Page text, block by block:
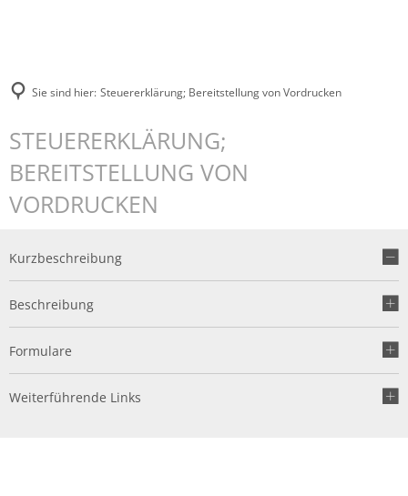
Sie sind hier: Steuererklärung; Bereitstellung von Vordrucken
STEUERERKLÄRUNG;
BEREITSTELLUNG VON
VORDRUCKEN
Kurzbeschreibung
Beschreibung
Formulare
Weiterführende Links